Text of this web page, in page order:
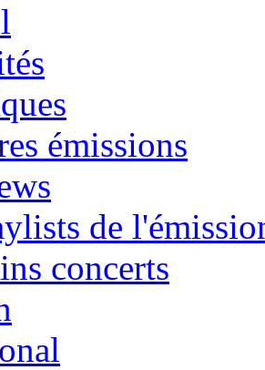
émissions
de
concerts